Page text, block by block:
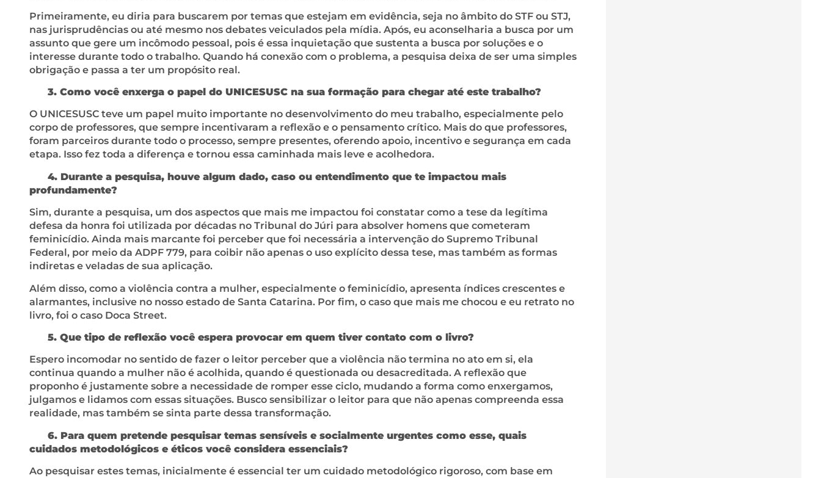
Primeiramente, eu diria para buscarem por temas que estejam em evidência, seja no âmbito do STF ou STJ,
nas jurisprudências ou até mesmo nos debates veiculados pela mídia. Após, eu aconselharia a busca por um
assunto que gere um incômodo pessoal, pois é essa inquietação que sustenta a busca por soluções e o
interesse durante todo o trabalho. Quando há conexão com o problema, a pesquisa deixa de ser uma simples
obrigação e passa a ter um propósito real.
3. Como você enxerga o papel do UNICESUSC na sua formação para chegar até este trabalho?
O UNICESUSC teve um papel muito importante no desenvolvimento do meu trabalho, especialmente pelo
corpo de professores, que sempre incentivaram a reflexão e o pensamento crítico. Mais do que professores,
foram parceiros durante todo o processo, sempre presentes, oferendo apoio, incentivo e segurança em cada
etapa. Isso fez toda a diferença e tornou essa caminhada mais leve e acolhedora.
4. Durante a pesquisa, houve algum dado, caso ou entendimento que te impactou mais
profundamente?
Sim, durante a pesquisa, um dos aspectos que mais me impactou foi constatar como a tese da legítima
defesa da honra foi utilizada por décadas no Tribunal do Júri para absolver homens que cometeram
feminicídio. Ainda mais marcante foi perceber que foi necessária a intervenção do Supremo Tribunal
Federal, por meio da ADPF 779, para coibir não apenas o uso explícito dessa tese, mas também as formas
indiretas e veladas de sua aplicação.
Além disso, como a violência contra a mulher, especialmente o feminicídio, apresenta índices crescentes e
alarmantes, inclusive no nosso estado de Santa Catarina. Por fim, o caso que mais me chocou e eu retrato no
livro, foi o caso Doca Street.
5. Que tipo de reflexão você espera provocar em quem tiver contato com o livro?
Espero incomodar no sentido de fazer o leitor perceber que a violência não termina no ato em si, ela
continua quando a mulher não é acolhida, quando é questionada ou desacreditada. A reflexão que
proponho é justamente sobre a necessidade de romper esse ciclo, mudando a forma como enxergamos,
julgamos e lidamos com essas situações. Busco sensibilizar o leitor para que não apenas compreenda essa
realidade, mas também se sinta parte dessa transformação.
6. Para quem pretende pesquisar temas sensíveis e socialmente urgentes como esse, quais
cuidados metodológicos e éticos você considera essenciais?
Ao pesquisar estes temas, inicialmente é essencial ter um cuidado metodológico rigoroso, com base em